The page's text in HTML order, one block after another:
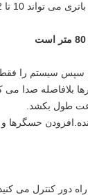
، سپس سیستم را
بلافاصله صدا می
حسگرها
دور کنترل می